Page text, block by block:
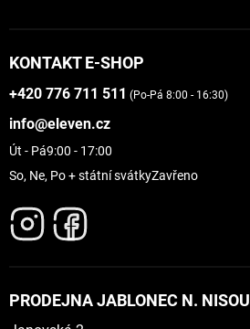
KONTAKT E-SHOP
+420 776 711 511 (Po-Pá 8:00 - 16:30)
info@eleven.cz
Út - Pá9:00 - 17:00
So, Ne, Po + státní svátkyZavřeno
PRODEJNA JABLONEC N. NISOU